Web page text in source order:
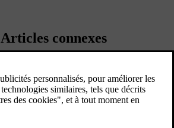
Articles connexes
Désignation sur le flanc du
pneumatique